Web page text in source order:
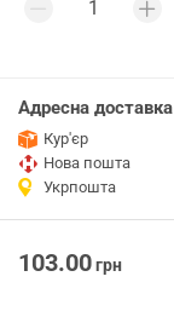
Адресна доставка
Кур'єр
Нова пошта
Укрпошта
103.00грн